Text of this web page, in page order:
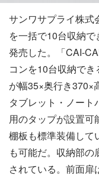
サンワサプライ株式
を一括で10台収納
発売した。「CAI-
コンを10台収納で
が幅35×奥行き370×
タブレット・ノー
用のタップが設置可
棚板も標準装備して
も可能だ。収納部
されている。前面扉